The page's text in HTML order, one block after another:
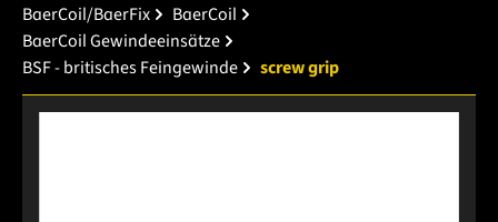
BaerCoil/BaerFix
BaerCoil
BaerCoil Gewindeeinsätze
BSF - britisches Feingewinde
screw grip